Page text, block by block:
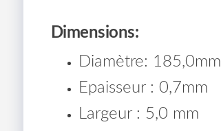
Dimensions:
Diamètre: 185,0mm
Epaisseur : 0,7mm
Largeur : 5,0 mm